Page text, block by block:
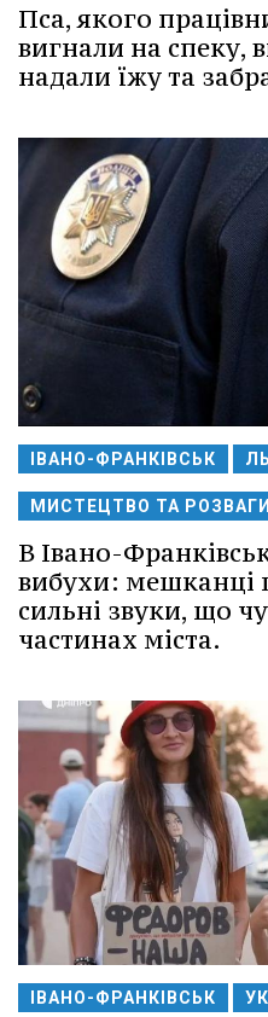
Пса, якого
вигнали на спеку,
надали їжу та
ІВАНО-ФРАНКІВСЬК
МИСТЕЦТВО ТА РОЗВАГИ
В Івано-
вибухи: мешканці
сильні звуки, що
частинах міста.
ІВАНО-ФРАНКІВСЬК